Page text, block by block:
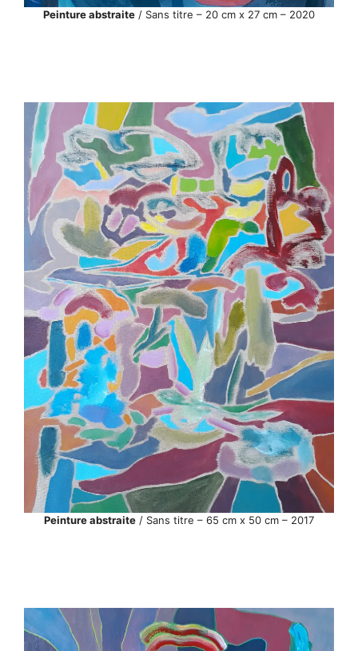
Peinture abstraite / Sans titre – 20 cm x 27 cm – 2020
Peinture abstraite / Sans titre – 65 cm x 50 cm – 2017